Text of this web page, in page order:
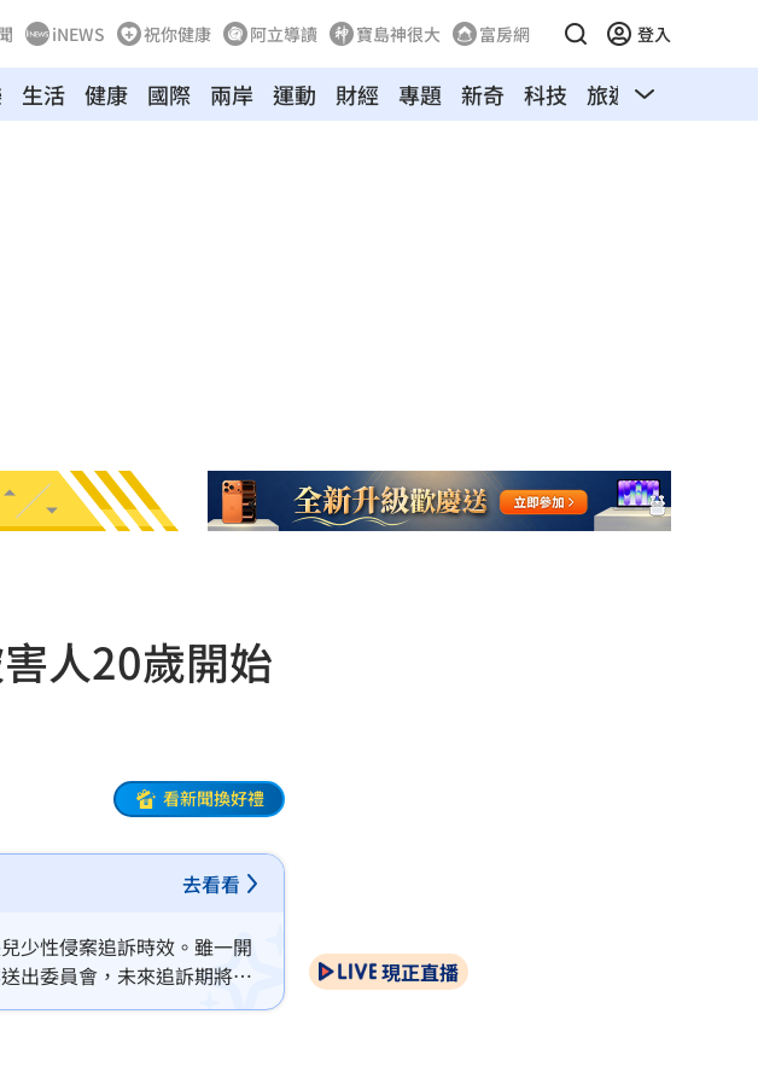
iNEWS 祝你健康 阿立導讀 寶島神很大 富房網 登入
生活 健康 國際 兩岸 運動 財經 專題 新奇 科技 旅遊 汽車
人20歲開始
看新聞換好禮
去看看
少性侵案追訴時效。雖一開
出委員會，未來追訴期將自
現正直播